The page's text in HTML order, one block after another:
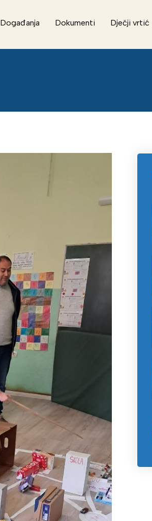
Događanja Dokumenti Dječji vrtić